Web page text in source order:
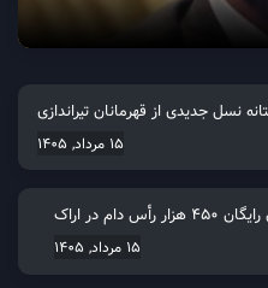
نسل جدیدی از قهرمانان تیراندازی
15 مرداد, 1405
دام در اراک
15 مرداد, 1405